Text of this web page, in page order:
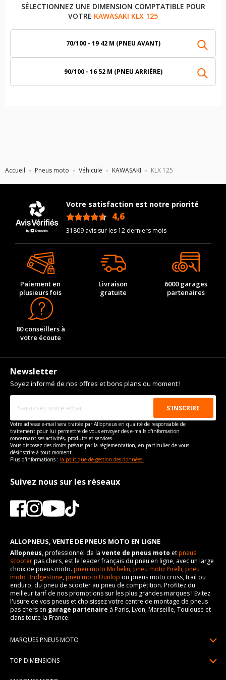
Accueil Pneus moto Véhicule KAWASAKI KLX 125
SÉLECTIONNEZ UNE DIMENSION COMPTATIBLE POUR
VOTRE KAWASAKI KLX 125
70/100 - 19 42 M (PNEU AVANT)
90/100 - 16 52 M (PNEU ARRIÈRE)
Votre satisfaction est notre priorité
4,6
31809 avis sur les 12 derniers mois
Paiement en
plusieurs fois
Livraison
gratuite
6000 garages
partenaires
80 conseillers à
votre écoute
Newsletter
Soyez informé de nos offres et bons plans du moment !
Votre adresse e-mail sera traitée par Allopneus en qualité de responsable de
traitement pour lui permettre de vous envoyer des e-mails d'information
concernant ses activités, produits et services.
Vous disposez des droits prévus par la règlementation, en particulier de vous
désinscrire à tout moment.
Plus d'informations : la politique de gestion des données.
Suivez nous sur les réseaux
ALLOPNEUS, VENTE DE PNEUS MOTO EN LIGNE
Allopneus, professionnel de la vente de pneus moto etpneus
scooterpas chers, est le leader français du pneu en ligne, avec un large
choix de pneus moto. pneu moto Michelin,pneu moto Pirelli,pneu
moto Bridgestone,pneu moto Dunlop ou pneus moto cross, trail ou
enduro, du pneu de scooter au pneu de compétition. Profitez du
meilleur tarif de nos promotions sur les plus grandes marques ! Evitez
l'usure de vos pneus et choisissez votre centre de montage de pneus
pas chers en garage partenaire à Paris, Lyon, Marseille, Toulouse et
dans toute la France.
MARQUES PNEUS MOTO
TOP DIMENSIONS